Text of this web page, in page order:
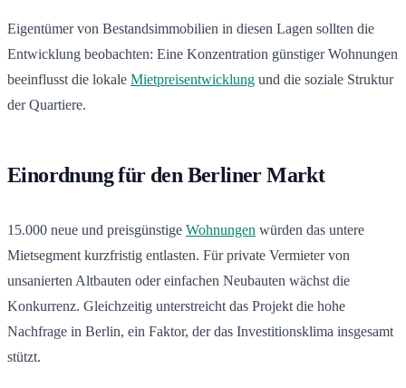
Eigentümer von Bestandsimmobilien in diesen Lagen sollten die
Entwicklung beobachten: Eine Konzentration günstiger Wohnungen
beeinflusst die lokale Mietpreisentwicklung und die soziale Struktur
der Quartiere.
Einordnung für den Berliner Markt
15.000 neue und preisgünstige Wohnungen würden das untere
Mietsegment kurzfristig entlasten. Für private Vermieter von
unsanierten Altbauten oder einfachen Neubauten wächst die
Konkurrenz. Gleichzeitig unterstreicht das Projekt die hohe
Nachfrage in Berlin, ein Faktor, der das Investitionsklima insgesamt
stützt.